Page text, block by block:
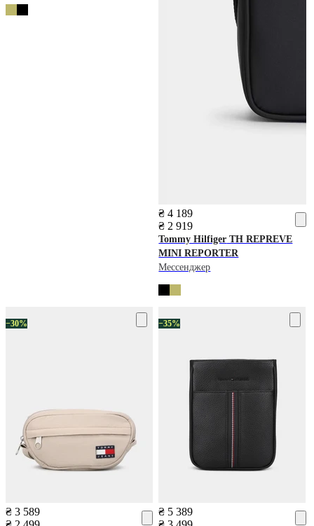
₴ 4 189
₴ 2 919
Tommy Hilfiger TH REPREVE
MINI REPORTER
Мессенджер
−30%
₴ 3 589
−35%
₴ 5 389